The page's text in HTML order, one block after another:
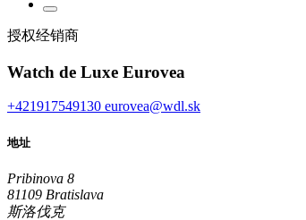
授权经销商
Watch de Luxe Eurovea
+421917549130 eurovea@wdl.sk
地址
Pribinova 8
81109 Bratislava
斯洛伐克